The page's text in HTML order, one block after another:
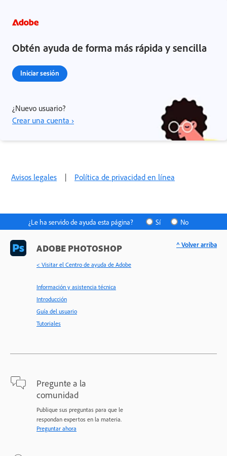
Obtén ayuda de forma más rápida y sencilla
Iniciar sesión
¿Nuevo usuario?
Crear una cuenta ›
Avisos legales | Política de privacidad en línea
¿Le ha servido de ayuda esta página? Sí No
ADOBE PHOTOSHOP
< Visitar el Centro de ayuda de Adobe
Información y asistencia técnica
Introducción
Guía del usuario
Tutoriales
Pregunte a la
comunidad
Publique sus preguntas para que le
respondan expertos en la materia.
Preguntar ahora
^ Volver arriba